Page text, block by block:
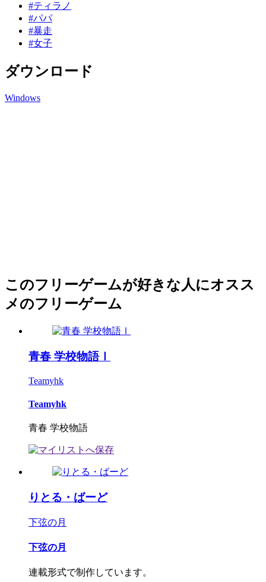
#ティラノ
#パパ
#暴走
#女子
ダウンロード
Windows
このフリーゲームが好きな人にオスス
メのフリーゲーム
青春 学校物語Ⅰ
Teamyhk
Teamyhk
青春 学校物語
りとる・ばーど
下弦の月
下弦の月
連載形式で制作しています。